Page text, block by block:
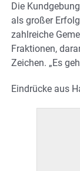
Die
als großer
zahlreiche
Fraktionen,
Zeichen. „Es
Eindrücke aus